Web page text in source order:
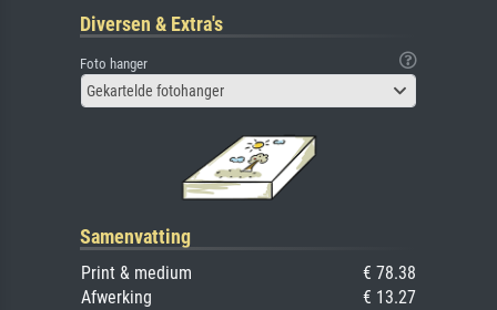
Diversen & Extra's
Foto hanger
Gekartelde fotohanger
Samenvatting
Print & medium
€ 78.38
Afwerking
€ 13.27